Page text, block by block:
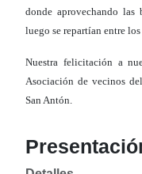
donde aprovechando las
luego se repartían entre los
Nuestra felicitación a
Asociación de vecinos
San Antón.